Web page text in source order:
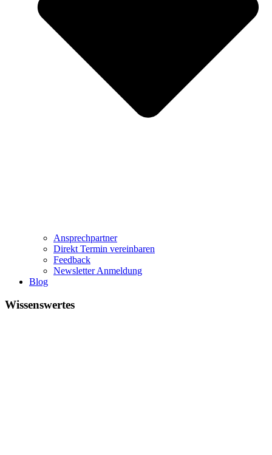
Ansprechpartner
Direkt Termin vereinbaren
Feedback
Newsletter Anmeldung
Blog
Wissenswertes